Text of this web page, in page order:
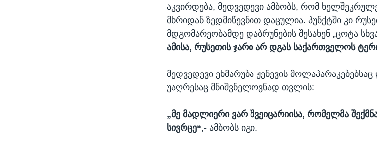
აკვირდება, მედვედევი ამბობს, რომ
მხრიდან ზედმიწევნით დაცულია. პუნქტში კი
მდგომარეობამდე დაბრუნების შესახენ „ცოტა
ამისა, რუსეთის ჯარი არ დგას საქართველოს
მედვედევი ეხმარუბა ჟენევის
უაღრესაც მნიშვნელოვნად თვლის:
„მე მადლიერი ვარ შვეიცარიისა, რომელმა
სივრცე“,- ამბობს იგი.